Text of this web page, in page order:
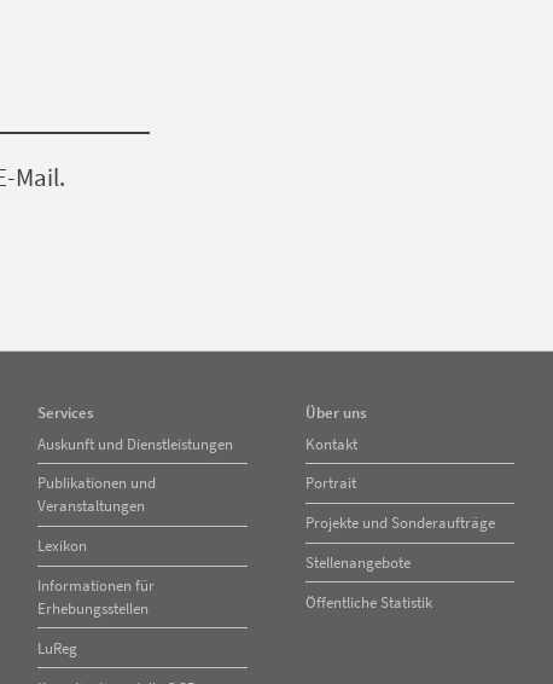
Mail.
Services
Navigation
Auskunft und Dienstleistungen
Publikationen und
Veranstaltungen
Lexikon
Informationen für
Erhebungsstellen
LuReg
Über uns
Navigation
Kontakt
Portrait
Projekte und Sonderaufträge
Stellenangebote
Öffentliche Statistik